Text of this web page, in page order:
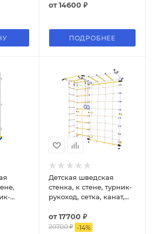
веревочная лестница
от14600 ₽
ПОДРОБНЕЕ
Детская шведская
стенка, к стене, турник-
рукоход, сетка, канат,
лестница
от17700 ₽
20700 ₽ -14%